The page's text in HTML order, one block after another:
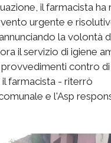
il farmacista ha
urgente e
la volontà
il servizio di igiene
contro di
farmacista - riterrò
e l'Asp